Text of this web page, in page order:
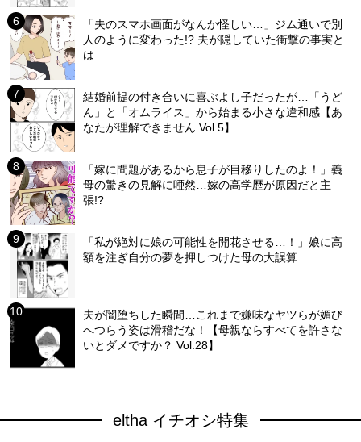
「夫のスマホ画面がなんか怪しい…」ジム通いで別
人のように変わった!? 夫が隠していた衝撃の事実と
は
結婚前提の付き合いに喜ぶよし子だったが…「うど
ん」と「オムライス」から始まる小さな違和感【あ
なたが理解できません Vol.5】
「嫁に問題があるから息子が目移りしたのよ！」義
母の驚きの見解に唖然…嫁の高学歴が原因だと主
張!?
「私が絶対に娘の可能性を開花させる…！」娘に高
額を注ぎ自分の夢を押しつけた母の大誤算
夫が闇堕ちした瞬間…これまで嫌味なヤツらが媚び
へつらう姿は滑稽だな！【母親ならすべてを許さな
いとダメですか？ Vol.28】
eltha イチオシ特集